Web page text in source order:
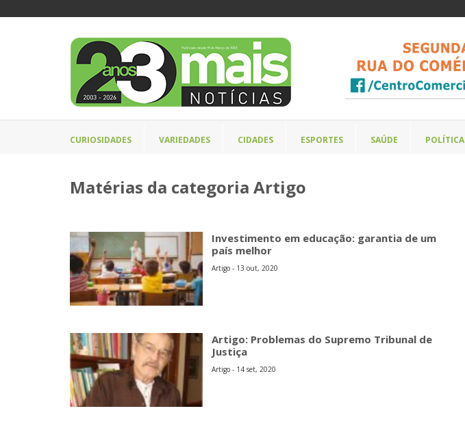
CURIOSIDADES VARIEDADES CIDADES ESPORTES SAÚDE POLÍTICA
Matérias da categoria Artigo
Investimento em educação: garantia de um
país melhor
Artigo - 13 out, 2020
Artigo: Problemas do Supremo Tribunal de
Justiça
Artigo - 14 set, 2020